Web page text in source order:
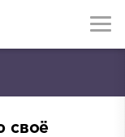
своё